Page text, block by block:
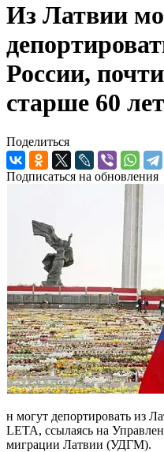
Из Латвии
России,
старше 60 лет
Поделиться
Подписаться на обновления
н могут депортировать из
LETA, ссылаясь на
миграции Латвии (УДГМ).